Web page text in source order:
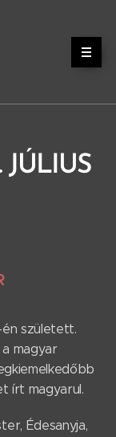
JÚLIUS
én született.
magyar
írt magyarul.
Édesanyja,